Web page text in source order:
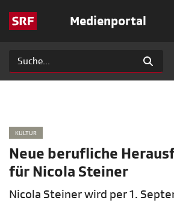
Medienportal
KULTUR
Neue berufliche
für Nicola Steiner
Nicola Steiner wird per 1.